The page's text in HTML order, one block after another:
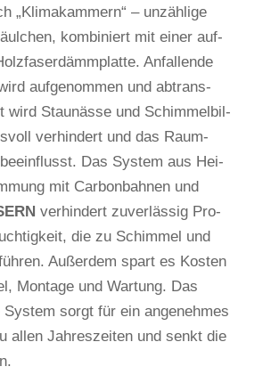
„Kli­ma­kam­mern“ – unzäh­lige
kom­bi­niert mit einer auf­
Anfal­lende
auf­ge­nommen und abtrans­
wird Stau­nässe und Schim­mel­bil­
ver­hin­dert und das Raum­
Das System aus Hei­
mit Car­bon­bahnen und
ver­hin­dert zuver­lässig Pro­
die zu Schimmel und
Außerdem spart es Kosten
Mon­tage und War­tung. Das
sorgt für ein ange­nehmes
allen Jah­res­zeiten und senkt die